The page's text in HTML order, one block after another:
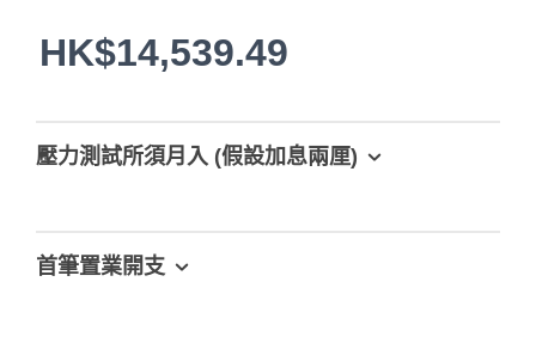
HK$14,539.49
壓力測試所須月入 (假設加息兩厘)
首筆置業開支